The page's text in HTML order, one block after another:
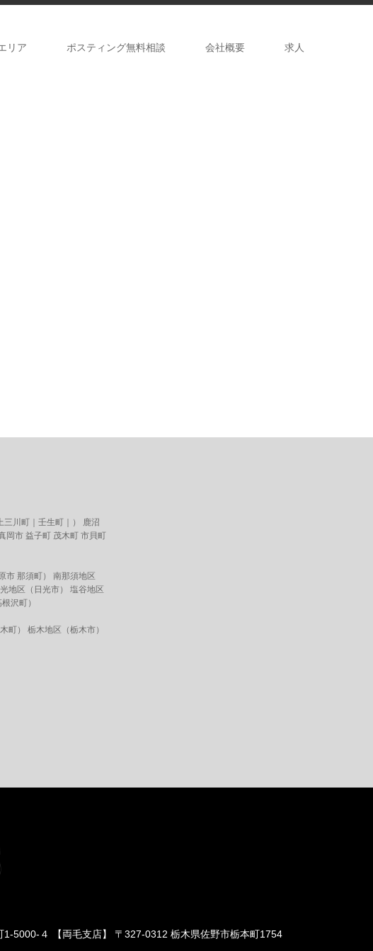
リア ポスティング無料相談 会社概要 求人
三川町 壬生町 ｜） 鹿沼
岡市 益子町 茂木町 市貝町
市 那須町） 南那須地区
地区（ 日光市） 塩谷地区
根沢町）
町） 栃木地区（栃木市）
４ 【両毛支店】 〒327-0312 栃木県佐野市栃本町1754